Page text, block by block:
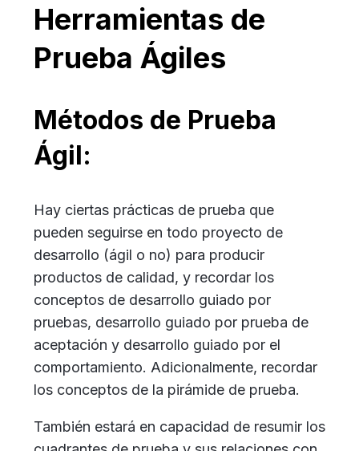
Herramientas de
Prueba Ágiles
Métodos de Prueba
Ágil:
Hay ciertas prácticas de prueba que
pueden seguirse en todo proyecto de
desarrollo (ágil o no) para producir
productos de calidad, y recordar los
conceptos de desarrollo guiado por
pruebas, desarrollo guiado por prueba de
aceptación y desarrollo guiado por el
comportamiento. Adicionalmente, recordar
los conceptos de la pirámide de prueba.
También estará en capacidad de resumir los